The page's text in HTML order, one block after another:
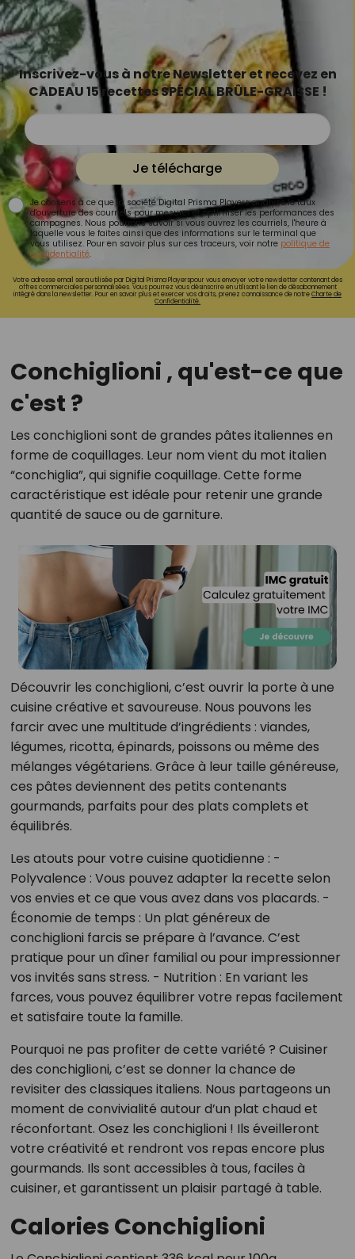
Inscrivez-vous à notre Newsletter et recevez en
CADEAU 15 recettes SPÉCIAL BRÛLE-GRAISSE !
Je télécharge
Je consens à ce que la société Digital Prisma Players analyse le taux
d'ouverture des courriels pour mesurer et optimiser les performances des
campagnes. Nous pourrons savoir si vous ouvrez les courriels, l'heure à
laquelle vous le faites ainsi que des informations sur le terminal que
vous utilisez. Pour en savoir plus sur ces traceurs, voir notre politique de
confidentialité.
Votre adresse email sera utilisée par Digital Prisma Playerspour vous envoyer votre newsletter contenant des
offres commerciales personnalisées. Vous pourrez vous désinscrire en utilisant le lien de désabonnement
intégré dans la newsletter. Pour en savoir plus et exercer vos droits, prenez connaissance de notreCharte de
Confidentialité.
Conchiglioni , qu'est-ce que
c'est ?
Les conchiglioni sont de grandes pâtes italiennes en
forme de coquillages. Leur nom vient du mot italien
“conchiglia”, qui signifie coquillage. Cette forme
caractéristique est idéale pour retenir une grande
quantité de sauce ou de garniture.
Découvrir les conchiglioni, c’est ouvrir la porte à une
cuisine créative et savoureuse. Nous pouvons les
farcir avec une multitude d’ingrédients : viandes,
légumes, ricotta, épinards, poissons ou même des
mélanges végétariens. Grâce à leur taille généreuse,
ces pâtes deviennent des petits contenants
gourmands, parfaits pour des plats complets et
équilibrés.
Les atouts pour votre cuisine quotidienne : -
Polyvalence : Vous pouvez adapter la recette selon
vos envies et ce que vous avez dans vos placards. -
Économie de temps : Un plat généreux de
conchiglioni farcis se prépare à l’avance. C’est
pratique pour un dîner familial ou pour impressionner
vos invités sans stress. - Nutrition : En variant les
farces, vous pouvez équilibrer votre repas facilement
et satisfaire toute la famille.
Pourquoi ne pas profiter de cette variété ? Cuisiner
des conchiglioni, c’est se donner la chance de
revisiter des classiques italiens. Nous partageons un
moment de convivialité autour d’un plat chaud et
réconfortant. Osez les conchiglioni ! Ils éveilleront
votre créativité et rendront vos repas encore plus
gourmands. Ils sont accessibles à tous, faciles à
cuisiner, et garantissent un plaisir partagé à table.
Calories Conchiglioni